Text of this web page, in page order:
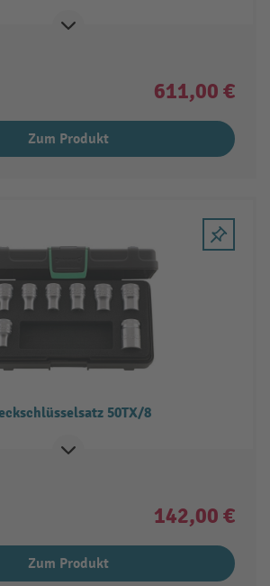
611,00 €
Zum Produkt
50TX/8
142,00 €
Zum Produkt